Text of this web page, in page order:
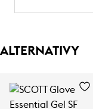
ALTERNATIVY